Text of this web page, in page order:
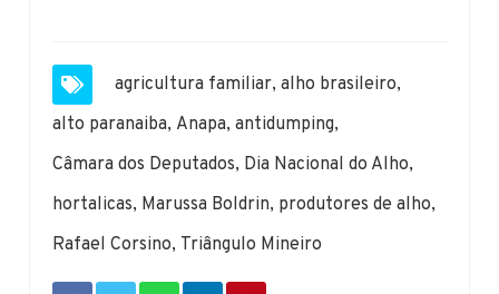
agricultura familiar,alho brasileiro,
alto paranaiba, Anapa,antidumping,
Câmara dos Deputados, Dia Nacional do Alho,
hortalicas, Marussa Boldrin, produtores de alho,
Rafael Corsino, Triângulo Mineiro